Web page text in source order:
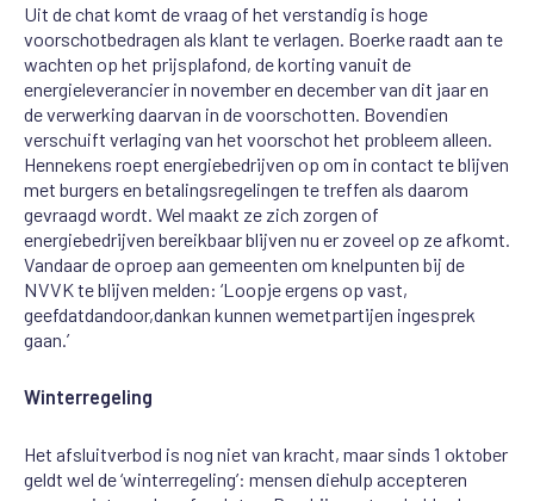
Uit de chat komt devraag of het verstandig is hoge
voorschotbedragen als klant te verlagen. Boerke raadt aan te
wachten op het prijsplafond, de korting vanuit de
energieleverancier in november en december van dit jaar en
de verwerking daarvan in de voorschotten Bovendien
verschuift verlaging van het voorschot het probleem alleen.
Hennekens roept energiebedrijven op om in contact te blijven
met burgers en betalingsregelingen tetreffen als daarom
gevraagd wordt Wel maakt ze zich zorgen of
energiebedrijven bereikbaarblijven nu er zoveel op ze afkomt.
Vandaar de oproep aan gemeenten om knelpunten bij de
NVVKteblijven melden: ‘Loopje ergens op vast,
geefdatdandoor,dankan kunnen wemetpartijen ingesprek
gaan.’
Winterregeling
Het afsluitverbod is nog niet van kracht, maar sinds 1 oktober
geldt wel de‘winterregeling’: mensen diehulp accepteren